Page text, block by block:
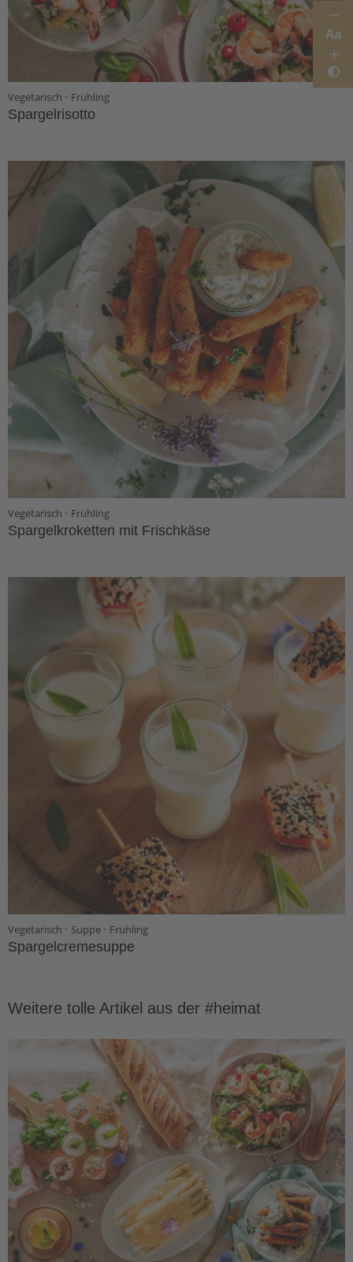
Aa
Vegetarisch · Frühling
Spargelrisotto
Vegetarisch · Frühling
Spargelkroketten mit Frischkäse
Vegetarisch · Suppe · Frühling
Spargelcremesuppe
Weitere tolle Artikel aus der #heimat